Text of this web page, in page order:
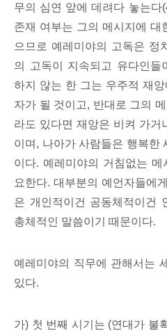
무의 심연 앞에 데려다 놓는다
존재 여부는 그의 메시지에 대
으므로 예레미야의 고독은 정
의 고독이 지속되고 유다인들
하지 않는 한 그는 우주적 재
자가 될 것이고, 반대로 그의
라도 있다면 재앙은 비켜 가거
이며, 나아가 사람들은 행복한
이다. 예레미야의 거침없는
요한다. 대부분의 예언자들에
은 개인적이건 공동체적이건
총체적인 말씀이기 때문이다.
예레미야의 직무에 관해서는
있다.
가) 첫 번째 시기는 (연대가 불